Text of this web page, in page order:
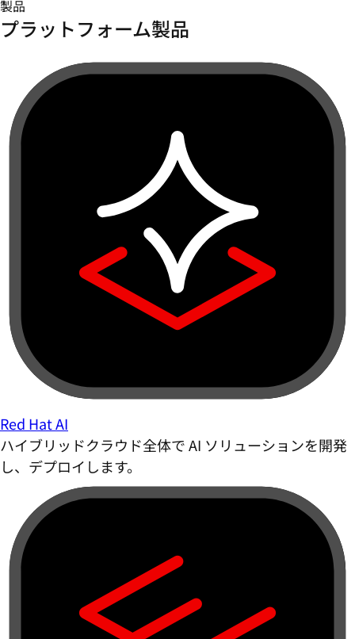
製品
プラットフォーム製品
Red Hat AI
ハイブリッドクラウド全体で AI ソリューションを開発
し、デプロイします。